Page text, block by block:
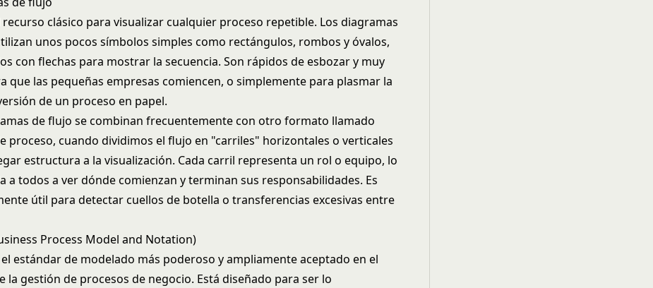
recurso clásico para visualizar cualquier proceso repetible. Los diagramas
unos pocos símbolos simples como rectángulos, rombos y óvalos,
con flechas para mostrar la secuencia. Son rápidos de esbozar y muy
que las pequeñas empresas comiencen, o simplemente para plasmar la
de un proceso en papel.
de flujo se combinan frecuentemente con otro formato llamado
proceso, cuando dividimos el flujo en "carriles" horizontales o verticales
estructura a la visualización. Cada carril representa un rol o equipo, lo
a todos a ver dónde comienzan y terminan sus responsabilidades. Es
útil para detectar cuellos de botella o transferencias excesivas entre
Process Model and Notation)
el estándar de modelado más poderoso y ampliamente aceptado en el
la gestión de procesos de negocio. Está diseñado para ser lo